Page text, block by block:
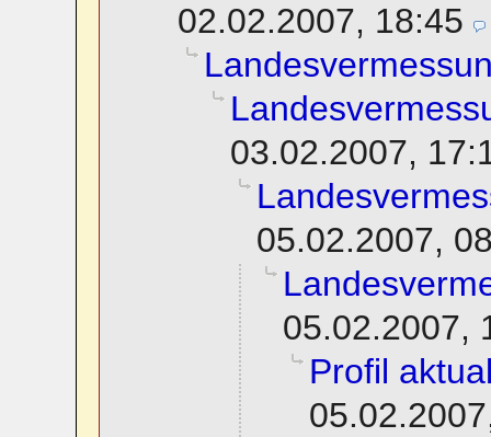
02.02.2007, 18:45
03.02.2007,
05.02.2007,
05.02.2007,
Profil